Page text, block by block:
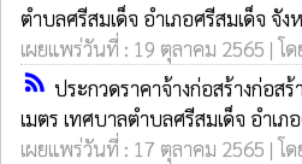
ตำบลศรีสมเด็จ อำเภอศรีสมเด็จ จั
เผยแพร่วันที่ : 19 ตุลาคม 2565 | โ
rss_feed ประกวดราคาจ้างก่อสร้างก่อ
เมตร เทศบาลตำบลศรีสมเด็จ อำเ
เผยแพร่วันที่ : 17 ตุลาคม 2565 | โ